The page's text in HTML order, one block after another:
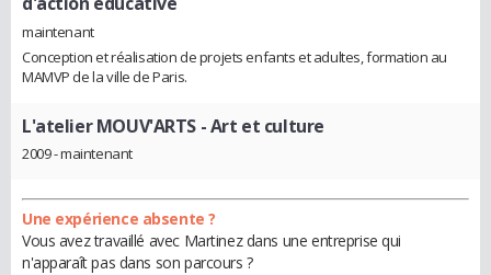
maintenant
Conception et réalisation de projets enfants et adultes, formation au
MAMVP de la ville de Paris.
L'atelier MOUV'ARTS - Art et culture
2009 - maintenant
Une expérience absente ?
Vous avez travaillé avec Martinez dans une entreprise qui
n'apparaît pas dans son parcours ?